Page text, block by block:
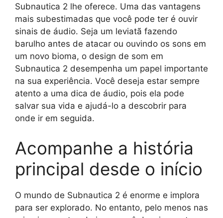
Subnautica 2 lhe oferece. Uma das vantagens
mais subestimadas que você pode ter é ouvir
sinais de áudio. Seja um leviatã fazendo
barulho antes de atacar ou ouvindo os sons em
um novo bioma, o design de som em
Subnautica 2 desempenha um papel importante
na sua experiência. Você deseja estar sempre
atento a uma dica de áudio, pois ela pode
salvar sua vida e ajudá-lo a descobrir para
onde ir em seguida.
Acompanhe a história
principal desde o início
O mundo de Subnautica 2 é enorme e implora
para ser explorado. No entanto, pelo menos nas